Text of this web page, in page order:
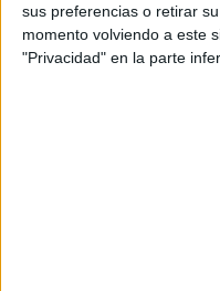
sus preferencias o retirar
momento volviendo a este
"Privacidad" en la parte